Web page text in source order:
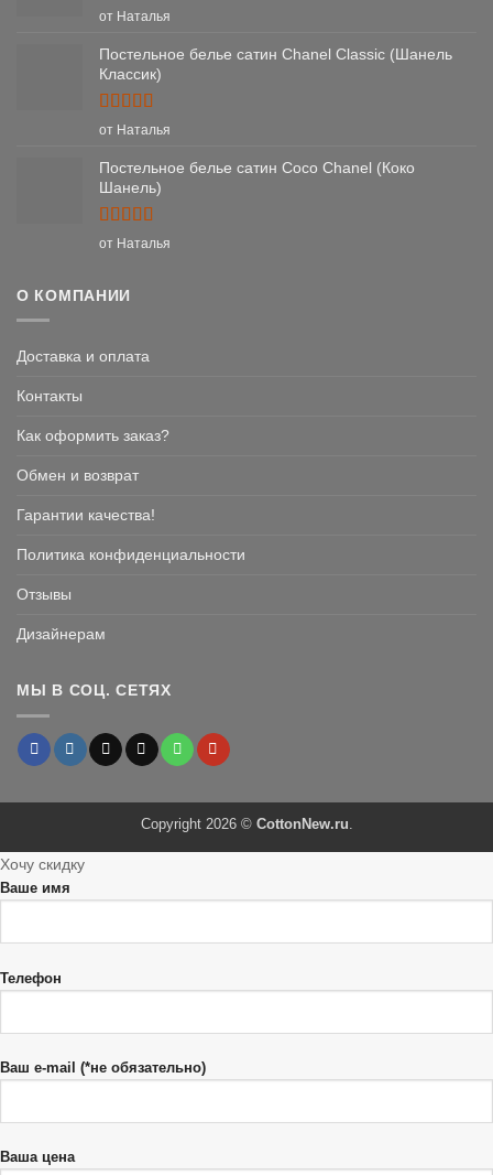
Оценка5
от Наталья
Постельное белье сатин Chanel Classic (Шанель
Классик)
Оценка5
от Наталья
Постельное белье сатин Coco Chanel (Коко
Шанель)
Оценка5
от Наталья
О КОМПАНИИ
Доставка и оплата
Контакты
Как оформить заказ?
Обмен и возврат
Гарантии качества!
Политика конфиденциальности
Отзывы
Дизайнерам
МЫ В СОЦ. СЕТЯХ
Copyright 2026 © CottonNew.ru.
Хочу скидку
Ваше имя
Телефон
Ваш e-mail (*не обязательно)
Ваша цена